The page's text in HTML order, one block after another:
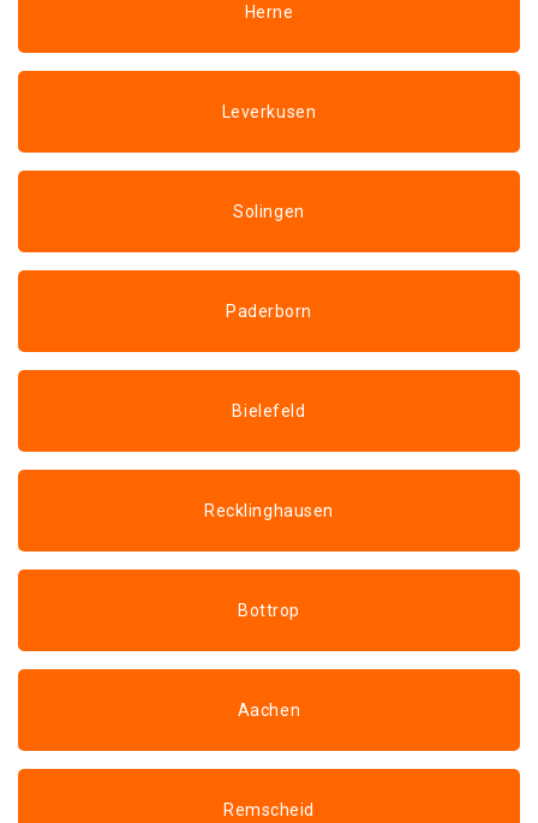
Herne
Leverkusen
Solingen
Paderborn
Bielefeld
Recklinghausen
Bottrop
Aachen
Remscheid